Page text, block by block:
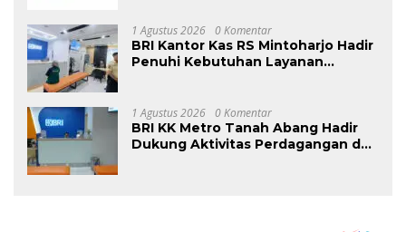
1 Agustus 2026 0 Komentar
BRI Kantor Kas RS Mintoharjo Hadir
Penuhi Kebutuhan Layanan
1 Agustus 2026 0 Komentar
BRI KK Metro Tanah Abang Hadir
Dukung Aktivitas Perdagangan dan